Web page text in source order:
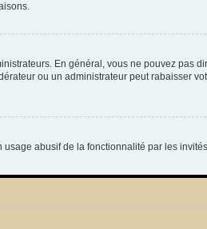
En général, vous ne pouvez pas
ou un administrateur peut rabaisser
usage abusif de la fonctionnalité par les